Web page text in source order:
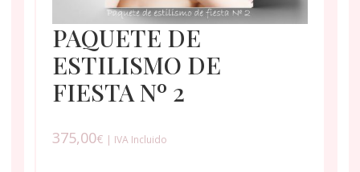
PAQUETE DE
ESTILISMO DE
FIESTA Nº 2
375,00€ | IVA Incluido